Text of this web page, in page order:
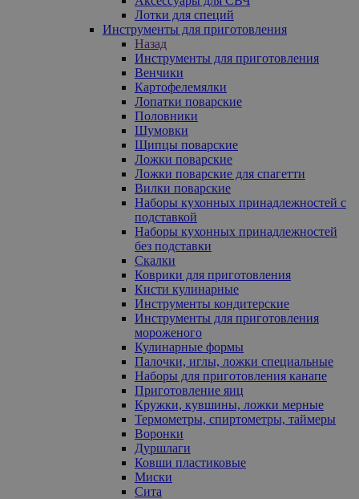
Лотки для специй
Инструменты для приготовления
Назад
Инструменты для приготовления
Венчики
Картофелемялки
Лопатки поварские
Половники
Шумовки
Щипцы поварские
Ложки поварские
Ложки поварские для спагетти
Вилки поварские
Наборы кухонных принадлежностей с
подставкой
Наборы кухонных принадлежностей
без подставки
Скалки
Коврики для приготовления
Кисти кулинарные
Инструменты кондитерские
Инструменты для приготовления
мороженого
Кулинарные формы
Палочки, иглы, ложки специальные
Наборы для приготовления канапе
Приготовление яиц
Кружки, кувшины, ложки мерные
Термометры, спиртометры, таймеры
Воронки
Дуршлаги
Ковши пластиковые
Миски
Сита